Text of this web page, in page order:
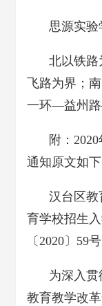
思源实验
北以铁
飞路为界；
一环—益州路
附：
通知原文如下
汉台区教
育学校招生
〔2020〕59号
为深入
教育教学改